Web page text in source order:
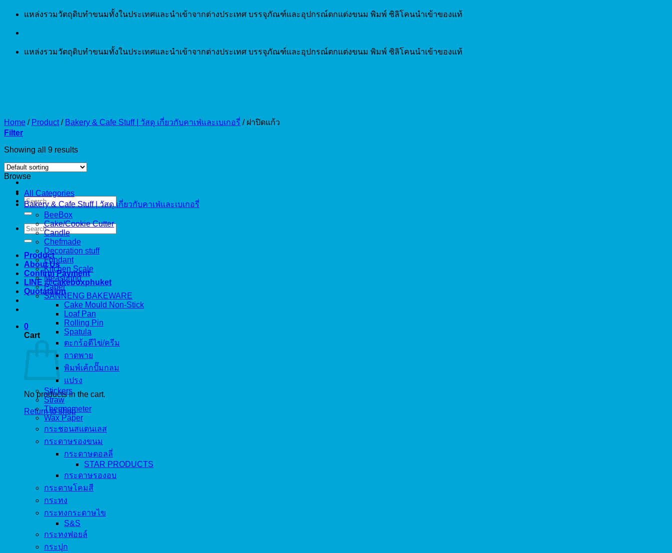
Skip
แหล่งรวมวัตถุดิบทำขนมทั้งในประเทศและนำเข้าจากต่างประเทศ บรรจุภัณฑ์และอุปกรณ์ตกแต่งขนม พิมพ์ ซิลิโคนนำเข้าของแท้
แหล่งรวมวัตถุดิบทำขนมทั้งในประเทศและนำเข้าจากต่างประเทศ บรรจุภัณฑ์และอุปกรณ์ตกแต่งขนม พิมพ์ ซิลิโคนนำเข้าของแท้
Search
for:
Search
for:
Product
About Us
Confirm Payment
LINE @cakeboxphuket
Quotataion
0
Cart
No products in the cart.
Return to shop
Home / Product / Bakery & Cafe Stuff | วัสดุ เกี่ยวกับคาเฟ่และเบเกอรี่ /ฝาปิดแก้ว
Filter
Showing all 9 results
Browse
All Categories
Bakery & Cafe Stuff | วัสดุ เกี่ยวกับคาเฟ่และเบเกอรี่
BeeBox
Cake/Cookie Cutter
Candle
Chefmade
Decoration stuff
Fondant
Kitchen Scale
Measuring
Paper
SANNENG BAKEWARE
Cake Mould Non-Stick
Loaf Pan
Rolling Pin
Spatula
ตะกร้อตีไข่/ครีม
ถาดพาย
พิมพ์เค้กปั๊มกลม
แปรง
Stickers
Straw
Thermometer
Wax Paper
กระชอนสแตนเลส
กระดาษรองขนม
กระดาษดอลลี่
STAR PRODUCTS
กระดาษรองอบ
กระดาษโคมสี
กระทง
กระทงกระดาษไข
S&S
กระทงฟอยล์
กระปุก